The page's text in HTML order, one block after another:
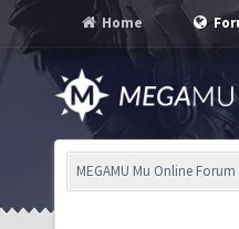
Home
MEGAMU Mu Online Forum